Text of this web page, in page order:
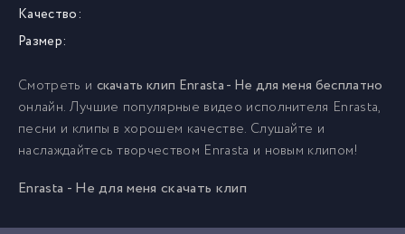
Качество:
Размер:
Смотреть и скачать клип Enrasta - Не для меня бесплатно
онлайн. Лучшие популярные видео исполнителя Enrasta,
песни и клипы в хорошем качестве. Слушайте и
наслаждайтесь творчеством Enrasta и новым клипом!
Enrasta - Не для меня скачать клип